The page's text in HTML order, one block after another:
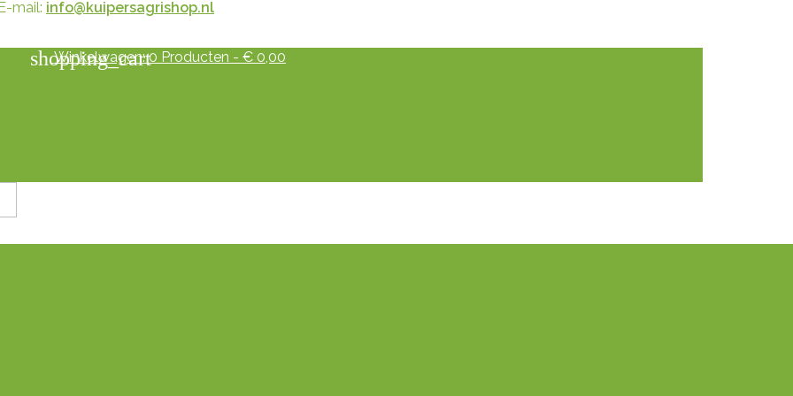
mail: info@kuipersagrishop.nl
shopping_cart
Winkelwagen: 0 Producten - € 0,00